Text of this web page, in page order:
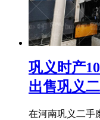
巩义时产
出售巩义
在河南巩义二手